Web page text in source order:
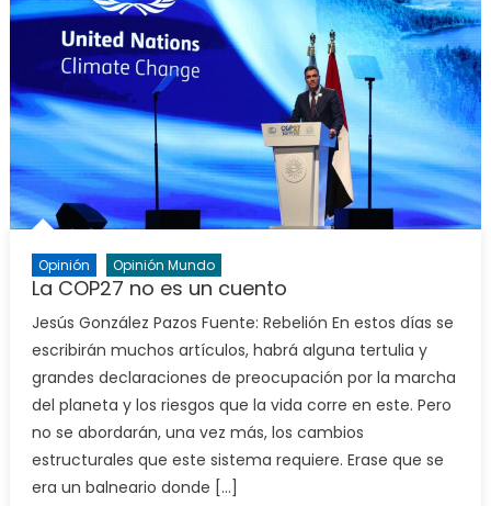
Opinión Opinión Mundo
La COP27 no es un cuento
Jesús González Pazos Fuente: Rebelión En estos días se
escribirán muchos artículos, habrá alguna tertulia y
grandes declaraciones de preocupación por la marcha
del planeta y los riesgos que la vida corre en este. Pero
no se abordarán, una vez más, los cambios
estructurales que este sistema requiere. Erase que se
era un balneario donde […]